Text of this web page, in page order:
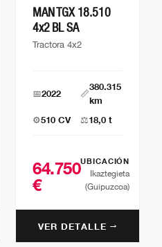
MAN TGX 18.510
4x2 BL SA
Tractora 4x2
📅2022 📏
380.315
km
⚙️510 CV ⚖️18,0 t
64.750
€
UBICACIÓN
Ikaztegieta
(Guipuzcoa)
VER DETALLE →